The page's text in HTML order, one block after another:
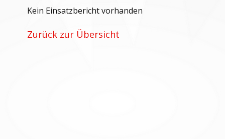
Kein Einsatzbericht vorhanden
Zurück zur Übersicht